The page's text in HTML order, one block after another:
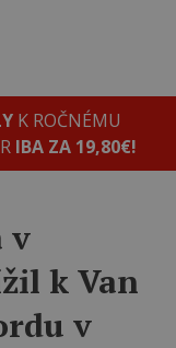
K ROČNÉMU
IBA ZA 19,80€!
v
k Van
v